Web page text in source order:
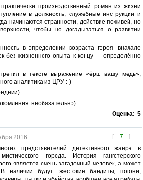
практически производственный роман из жизни
в должность, служебные инструкции и
начинаются странности, действие поживей, но
чтобы не догадываться о развитии
в определении возраста героя: вначале
без жизненного опыта, к концу — определённо
в тексте выражение «ёрш вашу медь»,
аналитика из ЦРУ :-)
необязательно)
Оценка: 5
[ 7 ]
2016 г.
представителей детективного жанра в
города. История гангстерского
является очень загадочный человек, а может
наличии будут: жестокие бандиты, погони,